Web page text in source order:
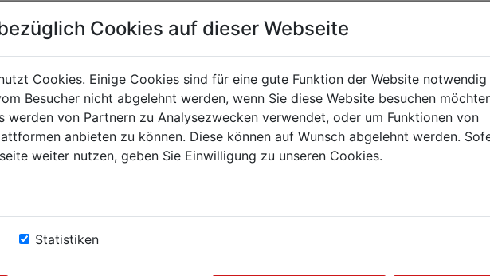
Cookies auf dieser Webseite
Cookies. Einige Cookies sind für eine gute Funktion der Website notwendig
Besucher nicht abgelehnt werden, wenn Sie diese Website besuchen
werden von Partnern zu Analysezwecken verwendet, oder um Funktionen von
anbieten zu können. Diese können auf Wunsch abgelehnt werden.
weiter nutzen, geben Sie Einwilligung zu unseren Cookies.
Statistiken